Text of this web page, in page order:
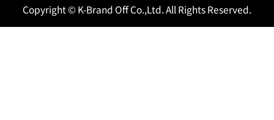
Copyright © K-Brand Off Co.,Ltd. All Rights Reserved.